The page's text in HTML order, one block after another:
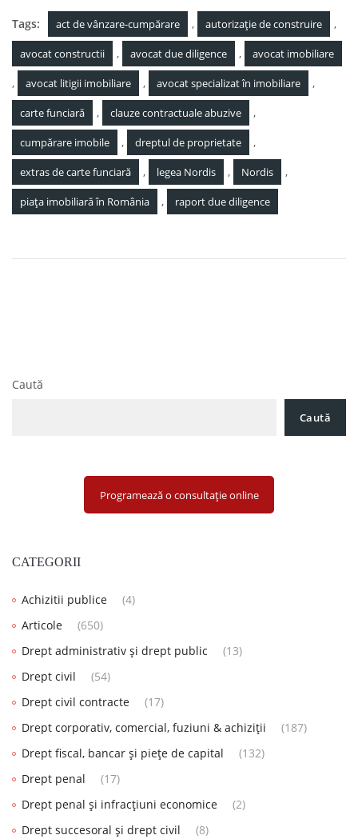
Tags: act de vânzare-cumpărare , autorizație de construire ,
avocat constructii , avocat due diligence , avocat imobiliare
, avocat litigii imobiliare , avocat specializat în imobiliare ,
carte funciară , clauze contractuale abuzive ,
cumpărare imobile , dreptul de proprietate ,
extras de carte funciară , legea Nordis , Nordis ,
piața imobiliară în România , raport due diligence
Caută
Caută
Programează o consultație online
CATEGORII
Achizitii publice
(4)
Articole
(650)
Drept administrativ și drept public
(13)
Drept civil
(54)
Drept civil contracte
(17)
Drept corporativ, comercial, fuziuni & achiziții
(187)
Drept fiscal, bancar și piețe de capital
(132)
Drept penal
(17)
Drept penal și infracțiuni economice
(2)
Drept succesoral și drept civil
(8)